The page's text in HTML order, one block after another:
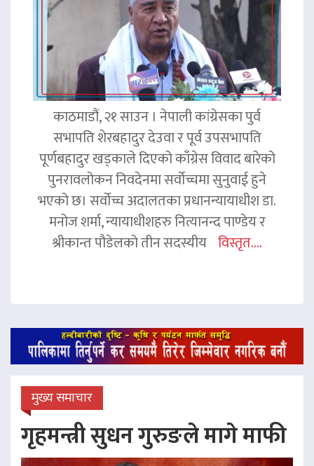
काठमाडौं, २१ साउन । नेपाली कांग्रेसका पुर्व
सभापति शेरबहादुर देउवा र पूर्व उपसभापति
पूर्णबहादुर खड्काले दिएको काँग्रेस विवाद बारेको
पुनरावलोकन निवदेनमा सर्वोच्चमा सुनुवाई हुने
भएको छ। सर्वोच्च अदालतका प्रधानन्यायाधीश डा.
मनोज शर्मा, न्यायाधीशहरु नित्यानन्द पाण्डेय र
श्रीकान्त पौडेलको तीन सदस्यीय विस्तृत....
मुख्य समाचार
गृहमन्त्री सुधन गुरुङले मागे माफी